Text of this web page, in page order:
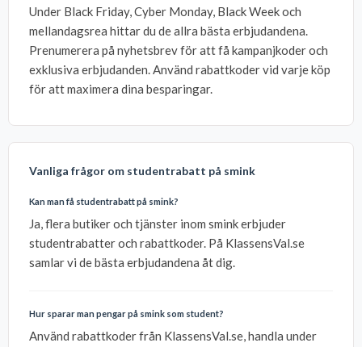
Under Black Friday, Cyber Monday, Black Week och
mellandagsrea hittar du de allra bästa erbjudandena.
Prenumerera på nyhetsbrev för att få kampanjkoder och
exklusiva erbjudanden. Använd rabattkoder vid varje köp
för att maximera dina besparingar.
Vanliga frågor om studentrabatt på smink
Kan man få studentrabatt på smink?
Ja, flera butiker och tjänster inom smink erbjuder
studentrabatter och rabattkoder. På KlassensVal.se
samlar vi de bästa erbjudandena åt dig.
Hur sparar man pengar på smink som student?
Använd rabattkoder från KlassensVal.se, handla under